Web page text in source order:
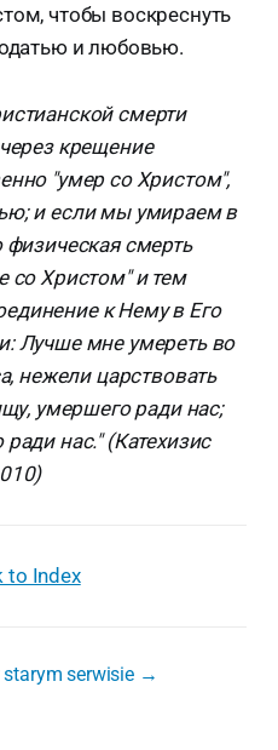
чтобы воскреснуть
и любовью.
смерти
крещение
"умер со Христом",
и если мы умираем в
физическая смерть
со Христом" и тем
к Нему в Его
Лучше мне умереть во
нежели царствовать
умершего ради нас;
нас." (Катехизис
to Index
starym serwisie →